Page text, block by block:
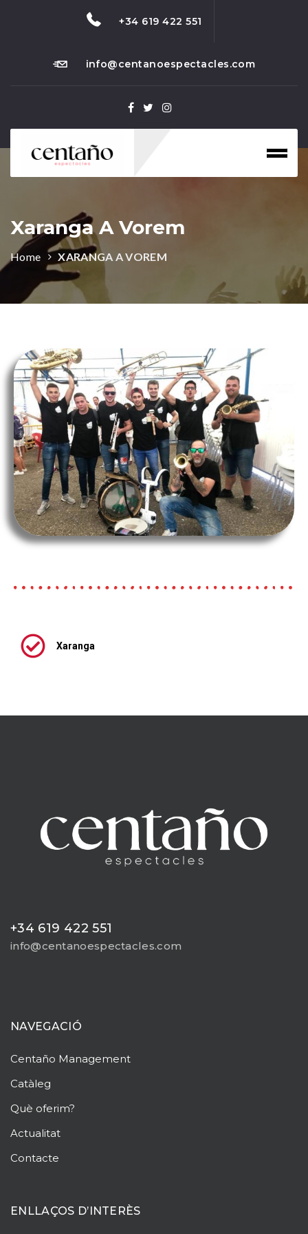
+34 619 422 551
info@centanoespectacles.com
Xaranga A Vorem
Home XARANGA A VOREM
Xaranga
+34 619 422 551
info@centanoespectacles.com
NAVEGACIÓ
Centaño Management
Catàleg
Què oferim?
Actualitat
Contacte
ENLLAÇOS D’INTERÈS